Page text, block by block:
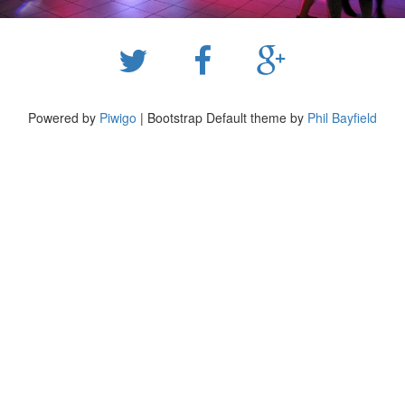
Powered by Piwigo | Bootstrap Default theme by Phil Bayfield